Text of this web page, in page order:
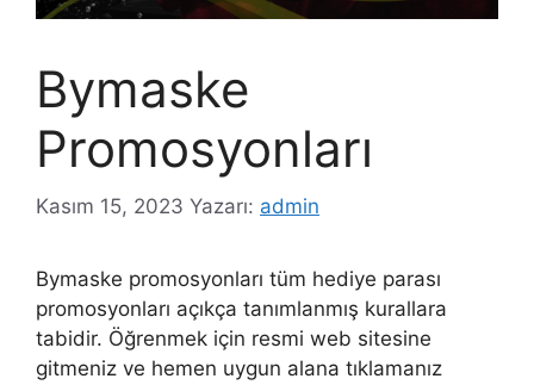
Bymaske
Promosyonları
Kasım 15, 2023 Yazarı: admin
Bymaske promosyonları tüm hediye parası
promosyonları açıkça tanımlanmış kurallara
tabidir. Öğrenmek için resmi web sitesine
gitmeniz ve hemen uygun alana tıklamanız